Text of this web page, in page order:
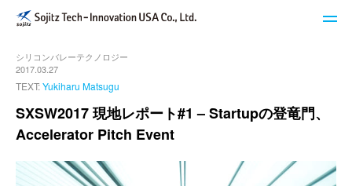
STech I USAのサービス
ブログ
シリコンバレーテクノロジー
2017.03.27
TEXT:Yukiharu Matsugu
SXSW2017 現地レポート#1 – Startupの登竜門、
Accelerator Pitch Event